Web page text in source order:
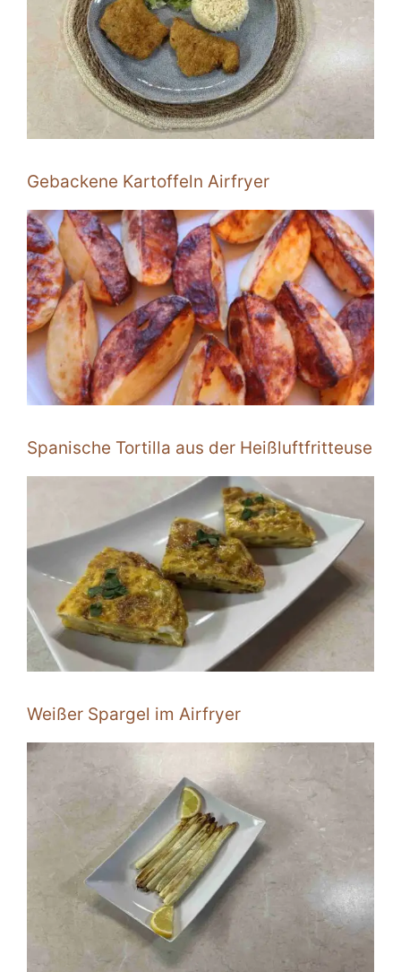
Gebackene Kartoffeln Airfryer
Spanische Tortilla aus der Heißluftfritteuse
Weißer Spargel im Airfryer